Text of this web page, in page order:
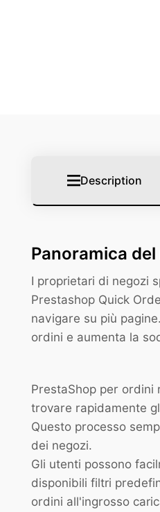
Description
Panoramica
I proprietari di negozi
Prestashop Quick
navigare su più
ordini e aumenta la
PrestaShop per
trovare rapidamente
Questo processo
dei negozi.
Gli utenti possono
disponibili filtri
ordini all'ingrosso